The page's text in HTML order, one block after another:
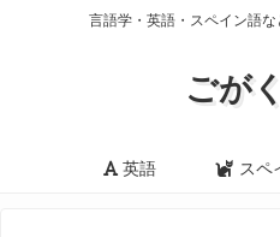
言語学・英語・スペイン語
ごが
英語 スペ